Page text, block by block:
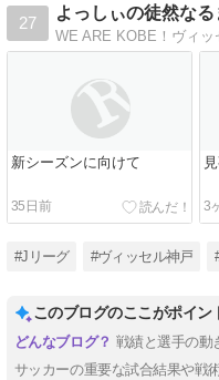
27
よっしぃの徒然なる
新シーズンに向けて
35日前 3
#Jリーグ #ヴィッセル神戸
このブログのここがポイン
戦績と選手の動
サッカーの重要な試合結果や戦